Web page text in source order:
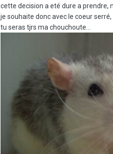
cette decision a eté dure a prendre,
je souhaite donc avec le coeur
tu seras tjrs ma chouchoute...